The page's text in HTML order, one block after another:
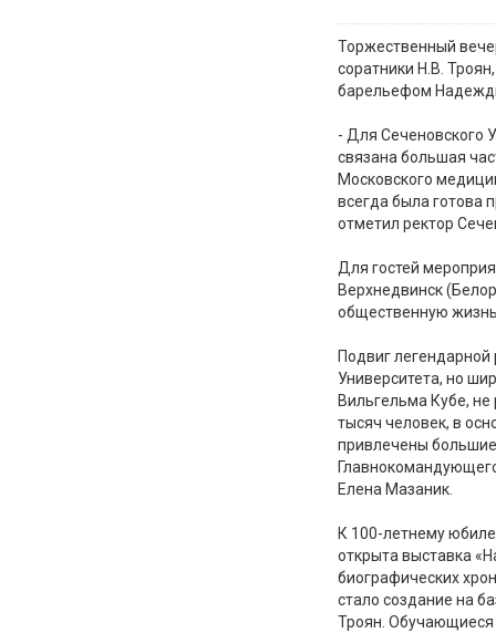
Торжественный
соратники Н.В.
барельефом
- Для Сеченовского
связана большая
Московского
всегда была готова
отметил ректор
Для гостей
Верхнедвинск
общественную
Подвиг
Университета, но
Вильгельма Кубе,
тысяч человек, в
привлечены
Елена Мазаник.
К 100-летнему
открыта выставка
биографических
стало создание на
Троян. Обучающиеся